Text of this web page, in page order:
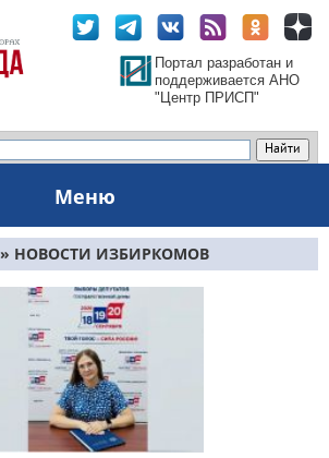
Портал разработан и
поддерживается АНО
"Центр ПРИСП"
Меню
» НОВОСТИ ИЗБИРКОМОВ